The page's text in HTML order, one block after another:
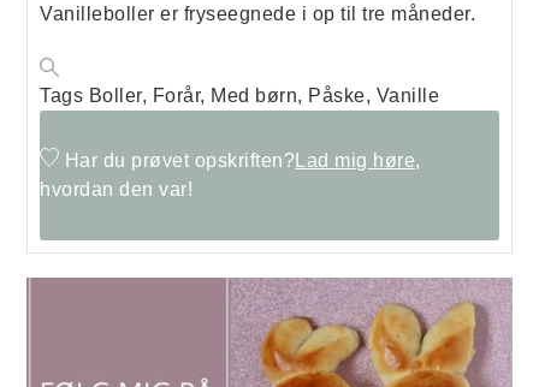
Vanilleboller er fryseegnede i op til tre måneder.
Tags Boller, Forår, Med børn, Påske, Vanille
Har du prøvet opskriften? Lad mig høre,
hvordan den var!